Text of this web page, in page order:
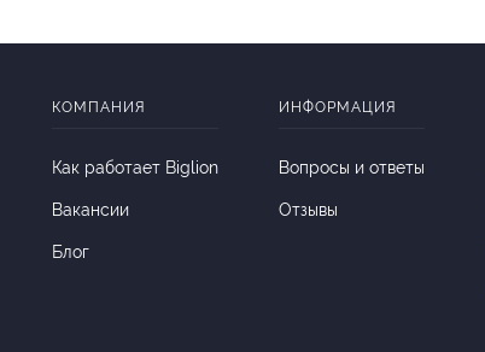
КОМПАНИЯ
Как работает Biglion
Вакансии
Блог
ИНФОРМАЦИЯ
Вопросы и ответы
Отзывы